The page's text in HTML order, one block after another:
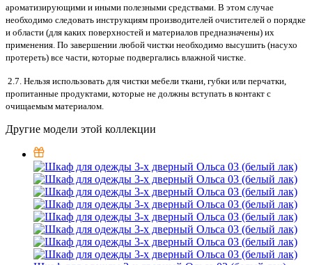
ароматизирующими и иными полезными средствами. В этом случае
необходимо следовать инструкциям производителей очистителей о порядке
и области (для каких поверхностей и материалов предназначены) их
применения. По завершении любой чистки необходимо высушить (насухо
протереть) все части, которые подвергались влажной чистке.
2.7. Нельзя использовать для чистки мебели ткани, губки или перчатки,
пропитанные продуктами, которые не должны вступать в контакт с
очищаемым материалом.
Другие модели этой коллекции